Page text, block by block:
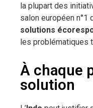
la plupart des
salon européen n°1
solutions
les problématiques
À chaque
solution